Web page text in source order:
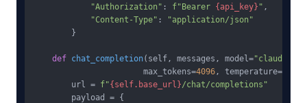
"Authorization" : f"Bearer {api_key} " ,
"Content-Type" :
"application/json"
        }
def chat_completion( self, messages, model="claude-
                       max_tokens=
4096, temperature=
        url =
f"{self.base_url}/chat/completions"
        payload = {